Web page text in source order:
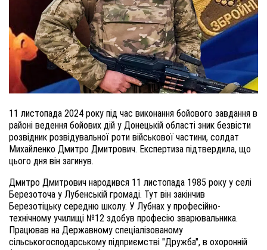
11 листопада 2024 року під час виконання бойового завдання в
районі ведення бойових дій у Донецькій області зник безвісти
розвідник розвідувальної роти військової частини, солдат
Михайленко Дмитро Дмитрович. Експертиза підтвердила, що
цього дня він загинув.
Дмитро Дмитрович народився 11 листопада 1985 року у селі
Березоточа у Лубенській громаді. Тут він закінчив
Березотіцьку середню школу. У Лубнах у професійно-
технічному училищі №12 здобув професію зварювальника.
Працював на Державному спеціалізованому
сільськогосподарському підприємстві "Дружба", в охоронній